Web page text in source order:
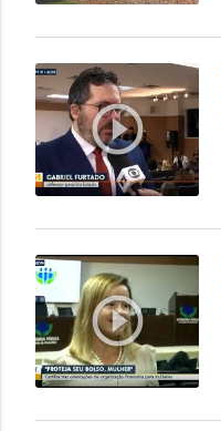
play_circle_outline
play_circle_outline